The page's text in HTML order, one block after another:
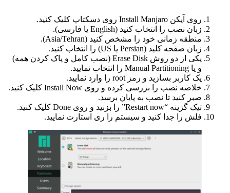
روی آیکن Install Manjaro روی دسکتاپ کلیک کنید.
زبان نصب را انتخاب کنید (English یا فارسی).
منطقه زمانی خود را مشخص کنید (Asia/Tehran).
زبان صفحه کلید (Persian یا US) را انتخاب کنید.
یکی از دو روش Erase Disk (نصب کامل و پاک کردن همه)
و یا Manual Partitioning را انتخاب نمایید.
یک کاربر بسازید و رمز root را وارد نمایید.
خلاصه نصب را بررسی کرده و روی Install Now کلیک کنید.
صبر کنید تا نصب به پایان برسد.
تیک گزینه “Restart now” را بزنید و روی Done کلیک کنید.
فلش را جدا کنید و سیستم را ری استارت نمایید.